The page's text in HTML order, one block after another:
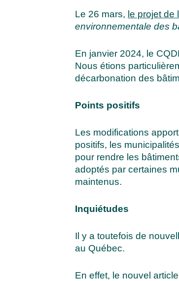
Le 26 mars, le projet de
environnementale des
En janvier 2024, le
Nous étions
décarbonation des
Points positifs
Les modifications
positifs, les
pour rendre les
adoptés par certaines
maintenus.
Inquiétudes
Il y a toutefois de
au Québec.
En effet, le nouvel